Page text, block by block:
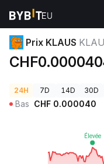
Prix des cryptos
Prix KLAUS
24H 7D 14D 30D
Bas CHF 0.000040